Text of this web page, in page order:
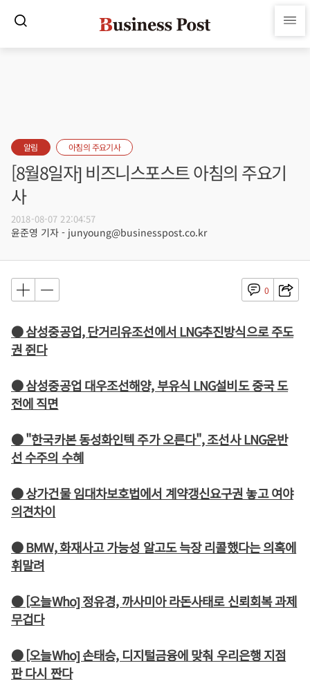
알림 아침의 주요기사
[8월8일자] 비즈니스포스트 아침의 주요기
사
2018-08-07 22:04:57
윤준영 기자 - junyoung@businesspost.co.kr
0
● 삼성중공업, 단거리유조선에서 LNG추진방식으로 주도
권 쥔다
● 삼성중공업 대우조선해양, 부유식 LNG설비도 중국 도
전에 직면
● "한국카본 동성화인텍 주가 오른다", 조선사 LNG운반
선 수주의 수혜
● 상가건물 임대차보호법에서 계약갱신요구권 놓고 여야
의견차이
● BMW, 화재사고 가능성 알고도 늑장 리콜했다는 의혹에
휘말려
● [오늘Who] 정유경, 까사미아 라돈사태로 신뢰회복 과제
무겁다
● [오늘Who] 손태승, 디지털금융에 맞춰 우리은행 지점
판 다시 짠다